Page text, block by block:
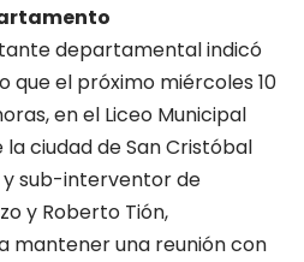
departamental indicó
que el próximo miércoles 10
en el Liceo Municipal
ciudad de San Cristóbal
sub-interventor de
y Roberto Tión,
mantener una reunión con